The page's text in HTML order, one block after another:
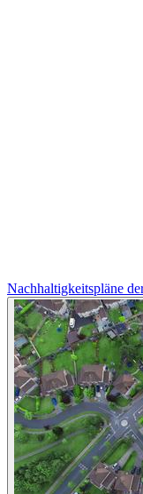
Nachhaltigkeitspläne